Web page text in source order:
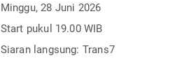
Minggu, 28 Juni 2026
Start pukul 19.00 WIB
Siaran langsung: Trans7